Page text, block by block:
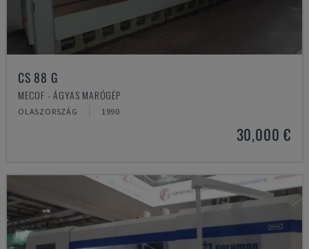
CS 88 G
MECOF - ÁGYAS MARÓGÉP
OLASZORSZÁG 1990
30,000 €